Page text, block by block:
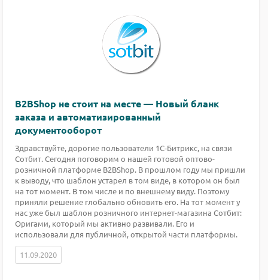
B2BShop не стоит на месте — Новый бланк
заказа и автоматизированный
документооборот
Здравствуйте, дорогие пользователи 1С-Битрикс, на связи
Сотбит. Сегодня поговорим о нашей готовой оптово-
розничной платформе B2BShop. В прошлом году мы пришли
к выводу, что шаблон устарел в том виде, в котором он был
на тот момент. В том числе и по внешнему виду. Поэтому
приняли решение глобально обновить его. На тот момент у
нас уже был шаблон розничного интернет-магазина Сотбит:
Оригами, который мы активно развивали. Его и
использовали для публичной, открытой части платформы.
11.09.2020